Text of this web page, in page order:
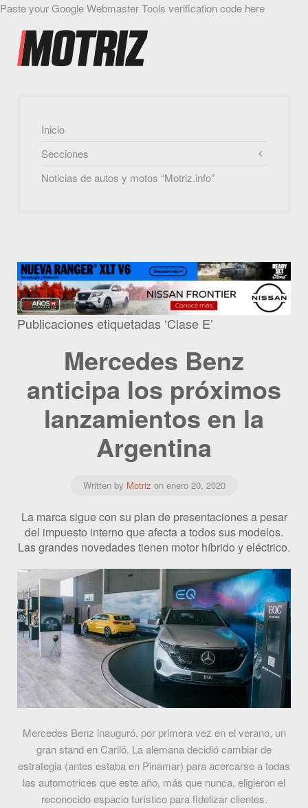
Paste your Google Webmaster Tools verification code here
Inicio
Secciones
Noticias de autos y motos “Motriz.info”
Publicaciones etiquetadas ‘Clase E’
Mercedes Benz
anticipa los próximos
lanzamientos en la
Argentina
Written by Motriz on enero 20, 2020
La marca sigue con su plan de presentaciones a pesar
del impuesto interno que afecta a todos sus modelos.
Las grandes novedades tienen motor híbrido y eléctrico.
Mercedes Benz inauguró, por primera vez en el verano, un
gran stand en Cariló. La alemana decidió cambiar de
estrategia (antes estaba en Pinamar) para acercarse a todas
las automotrices que este año, más que nunca, eligieron el
reconocido espacio turístico para fidelizar clientes.